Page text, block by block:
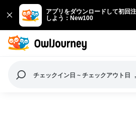
アプリをダウンロードして初回
しよう：New100
チェックイン日 ~ チェックアウト日